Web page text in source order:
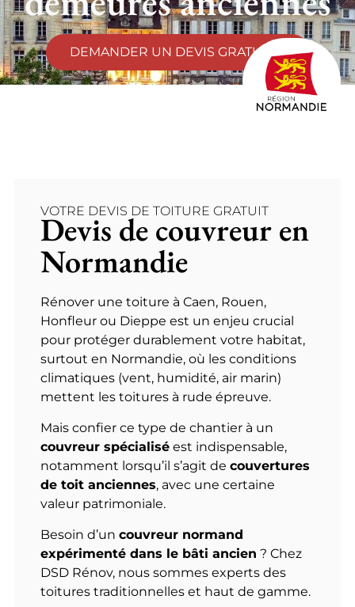
DEMANDER UN DEVIS GRATUIT
VOTRE DEVIS DE TOITURE GRATUIT
Devis de couvreur en
Normandie
Rénover une toiture à Caen, Rouen,
Honfleur ou Dieppe est un enjeu crucial
pour protéger durablement votre habitat,
surtout en Normandie, où les conditions
climatiques (vent, humidité, air marin)
mettent les toitures à rude épreuve.
Mais confier ce type de chantier à un
couvreur spécialiséest indispensable,
notamment lorsqu’il s’agit de couvertures
de toit anciennes, avec une certaine
valeur patrimoniale.
Besoin d’un couvreur normand
expérimenté dans le bâti ancien ? Chez
DSD Rénov, nous sommes experts des
toitures traditionnelles et haut de gamme.